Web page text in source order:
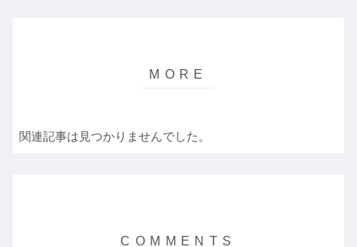
関連記事は見つかりませんでした。